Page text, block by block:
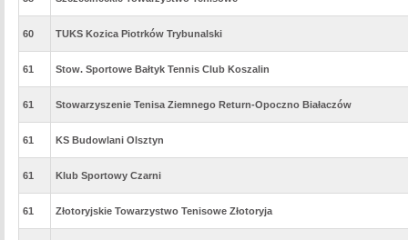
60 TUKS Kozica Piotrków Trybunalski
61 Stow. Sportowe Bałtyk Tennis Club Koszalin
61 Stowarzyszenie Tenisa Ziemnego Return-Opoczno Białaczów
61 KS Budowlani Olsztyn
61 Klub Sportowy Czarni
61 Złotoryjskie Towarzystwo Tenisowe Złotoryja